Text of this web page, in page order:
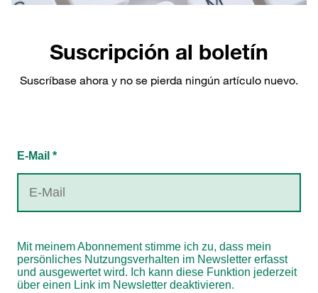
Suscripción al boletín
Suscríbase ahora y no se pierda ningún artículo nuevo.